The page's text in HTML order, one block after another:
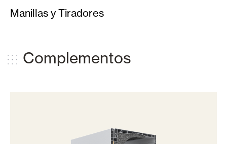
Manillas y Tiradores
Complementos